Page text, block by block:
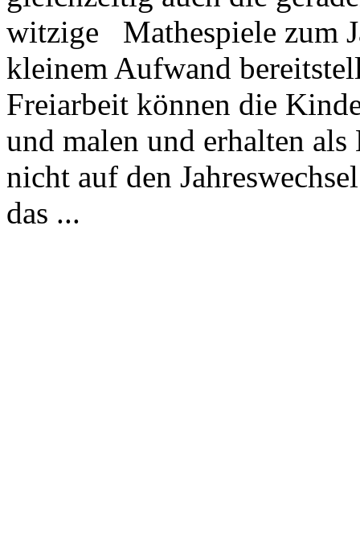
witzige Mathespiele zum
kleinem Aufwand
Freiarbeit können die
und malen und erhalten
nicht auf den
das ...